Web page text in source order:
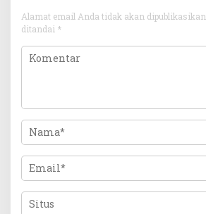
Alamat email Anda tidak akan dipublikasikan.
ditandai *